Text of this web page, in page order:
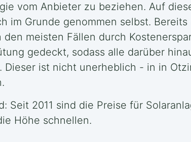
vom Anbieter zu beziehen. Auf
im Grunde genommen selbst.
meisten Fällen durch
gedeckt, sodass alle darüber
ist nicht unerheblich - in in
Seit 2011 sind die Preise für
Höhe schnellen.